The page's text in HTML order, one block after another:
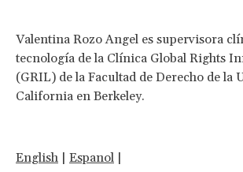
Valentina Rozo Angel es supervisora
tecnología de la Clínica Global Rights
(GRIL) de la Facultad de Derecho de la
California en Berkeley.
English | Espanol |